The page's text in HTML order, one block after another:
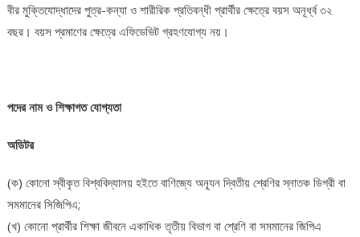
বীর মুক্তিযোদ্ধাদের পুত্র-কন্যা ও শারীরিক প্রতিবন্ধী প্রার্থীর ক্ষেত্রে বয়স অনূর্ধ্ব ৩২
বছর। বয়স প্রমাণের ক্ষেত্রে এফিডেভিট গ্রহণযোগ্য নয়।
পদের নাম ও শিক্ষাগত যোগ্যতা
অডিটর
(ক) কোনো স্বীকৃত বিশ্ববিদ্যালয় হইতে বাণিজ্যে অন্যূন দ্বিতীয় শ্রেণির স্নাতক ডিগ্রী বা
সমমানের সিজিপিএ;
(খ) কোনো প্রার্থীর শিক্ষা জীবনে একাধিক তৃতীয় বিভাগ বা শ্রেণি বা সমমানের জিপিএ